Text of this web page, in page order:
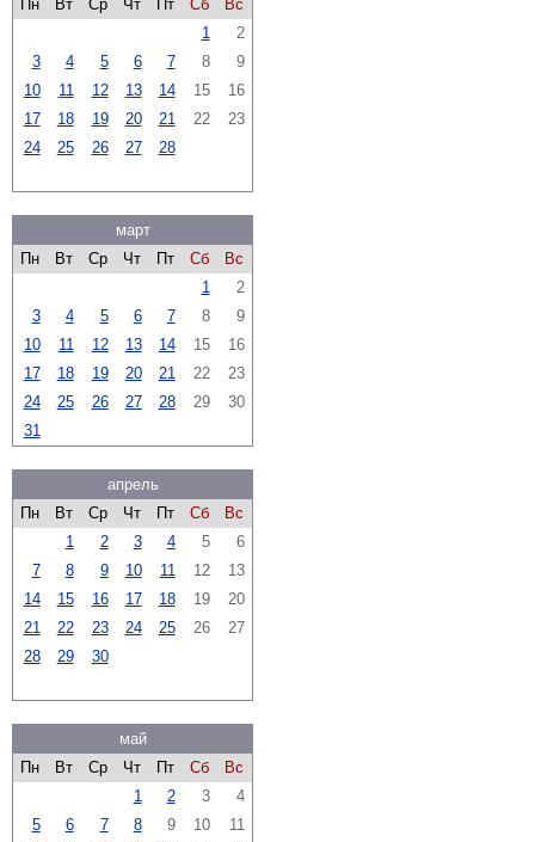
Пн Вт Ср Чт Пт Сб
Вс
1
2
3
4 5 6 7 8
9
10
11 12 13 14 15
16
17
18 19 20 21 22
23
24
25 26 27 28
март
Пн
Вт Ср Чт Пт Сб
Вс
1
2
3
4 5 6 7 8
9
10
11 12 13 14 15
16
17
18 19 20 21 22
23
24
25 26 27 28 29
30
31
апрель
Пн
Вт Ср Чт Пт Сб
Вс
1
2 3 4 5
6
7
8 9 10 11 12
13
14
15 16 17 18 19
20
21
22 23 24 25 26
27
28
29 30
май
Пн
Вт Ср Чт Пт Сб
Вс
1
2 3
4
5
6 7 8 9 10
11